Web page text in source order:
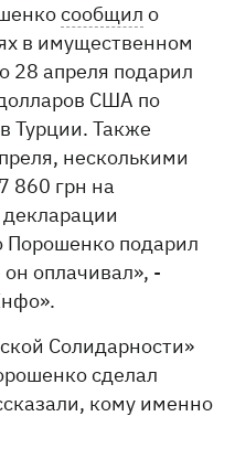
сообщил о
в имущественном
28 апреля подарил
США по
Турции. Также
несколькими
860 грн на
Порошенко подарил
оплачивал», -
Солидарности»
сделал
кому именно